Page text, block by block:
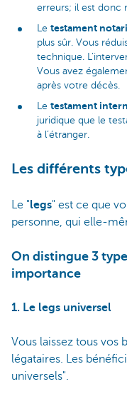
erreurs; il est donc
Le testament
plus sûr. Vous
technique.
Vous avez
après votre décès.
Le testament
juridique que le
à l’étranger.
Les différents
Le "legs" est ce que
personne, qui elle-
On distingue 3
importance
1. Le legs universel
Vous laissez tous vos
légataires. Les
universels".